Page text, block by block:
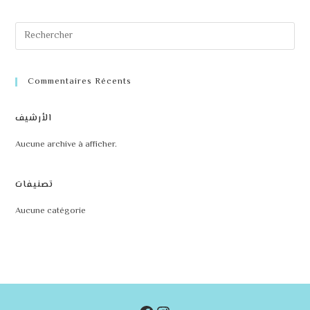
Commentaires Récents
الأرشيف
Aucune archive à afficher.
تصنيفات
Aucune catégorie